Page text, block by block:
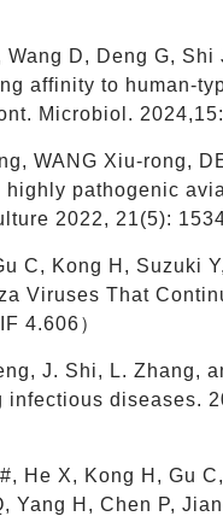
D, Deng G,
affinity to human-
Microbiol.
WANG Xiu-rong,
pathogenic
2022, 21(5):
C, Kong H, Suzuki
Viruses That
4.606）
J. Shi, L. Zhang,
diseases.
He X, Kong H, Gu
Yang H, Chen P,